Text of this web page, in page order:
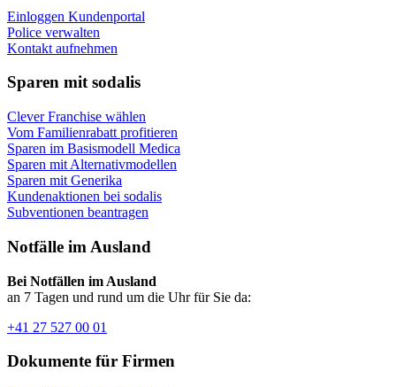
Einloggen Kundenportal
Police verwalten
Kontakt aufnehmen
Sparen mit sodalis
Clever Franchise wählen
Vom Familienrabatt profitieren
Sparen im Basismodell Medica
Sparen mit Alternativmodellen
Sparen mit Generika
Kundenaktionen bei sodalis
Subventionen beantragen
Notfälle im Ausland
Bei Notfällen im Ausland
an 7 Tagen und rund um die Uhr für Sie da:
+41 27 527 00 01
Dokumente für Firmen